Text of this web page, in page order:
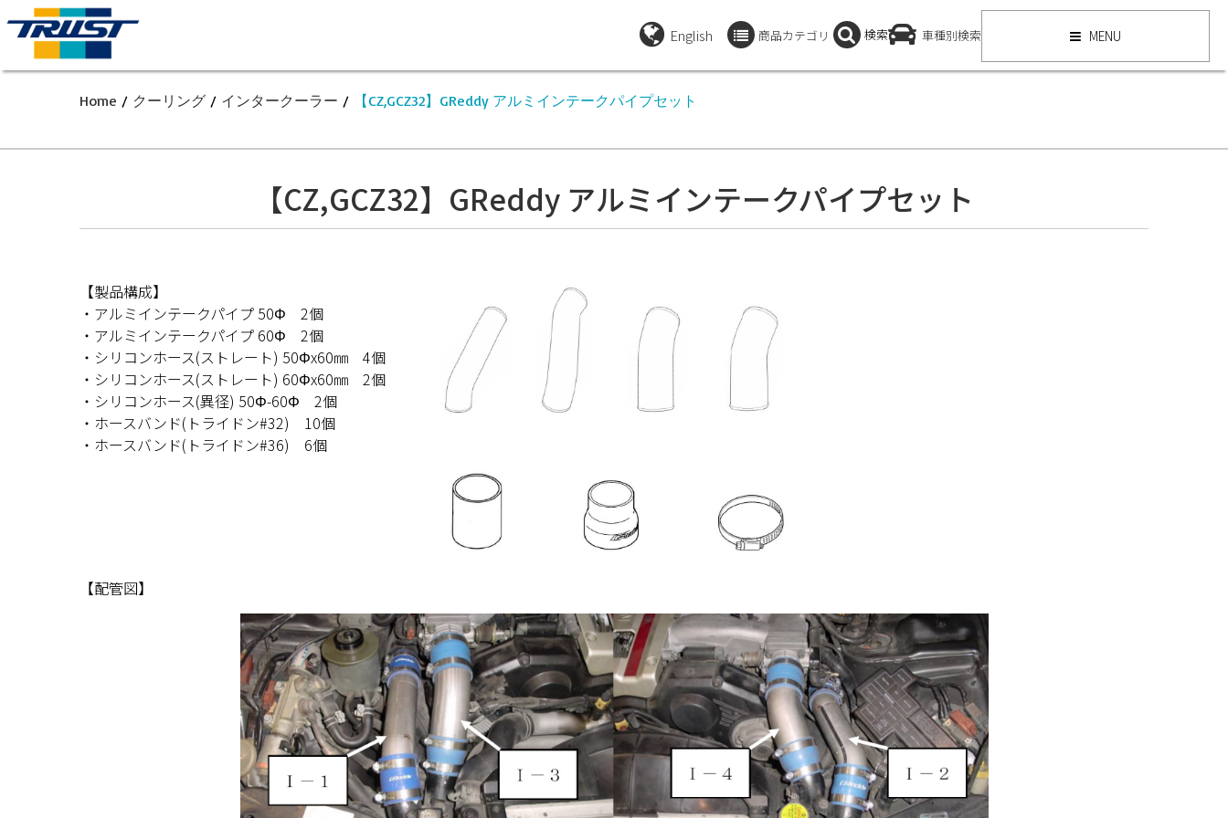
English 商品カテゴリ 検索 車種別検索 MENU
Home / クーリング / インタークーラー / 【CZ,GCZ32】GReddy アルミインテークパイプセット
【CZ,GCZ32】GReddy アルミインテークパイプセット
【製品構成】
・アルミインテークパイプ 50Φ 2個
・アルミインテークパイプ 60Φ 2個
・シリコンホース(ストレート) 50Φx60㎜ 4個
・シリコンホース(ストレート) 60Φx60㎜ 2個
・シリコンホース(異径) 50Φ-60Φ 2個
・ホースバンド(トライドン#32) 10個
・ホースバンド(トライドン#36) 6個
【配管図】